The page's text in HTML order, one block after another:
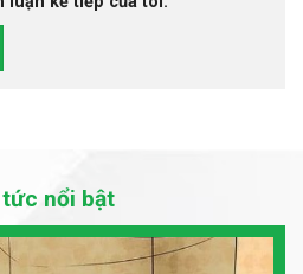
nổi bật